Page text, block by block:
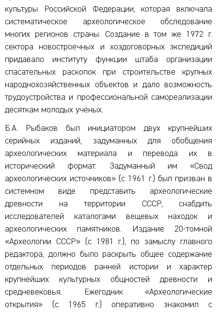
культуры Российской Федерации, которая включала
систематическое археологическое обследование
многих регионов страны. Создание в том же 1972 г.
сектора новостроечных и хоздоговорных экспедиций
придавало институту функции штаба организации
спасательных раскопок при строительстве крупных
народнохозяйственных объектов и дало возможность
трудоустройства и профессиональной самореализации
десяткам молодых учёных.
Б.А. Рыбаков был инициатором двух крупнейших
серийных изданий, задуманных для обобщения
археологических материала и перевода их в
исторический формат. Задуманный им «Свод
археологических источников» (с 1961 г.) был призван в
системном виде представить археологические
древности на территории СССР, снабдить
исследователей каталогами вещевых находок и
археологических памятников. Издание 20-томной
«Археологии СССР» (с 1981 г.), по замыслу главного
редактора, должно было раскрыть общее содержание
отдельных периодов ранней истории и характер
крупнейших культурных общностей древности и
средневековья. Ежегодник «Археологические
открытия» (с 1965 г.) оперативно знакомил с